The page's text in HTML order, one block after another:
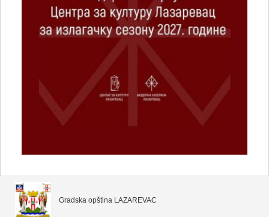
Gradska opština LAZAREVAC